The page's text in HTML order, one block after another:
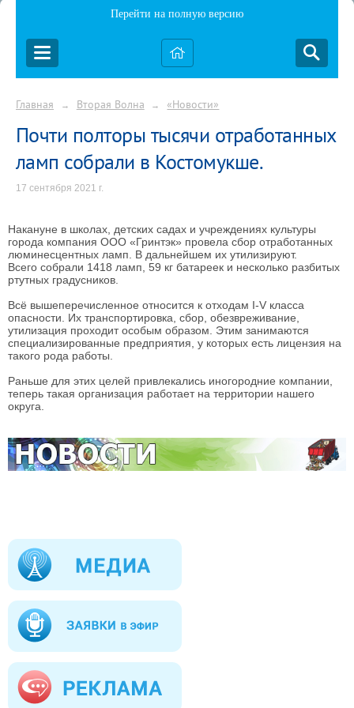
Перейти на полную версию
Главная → Вторая Волна → «Новости»
Почти полторы тысячи отработанных
ламп собрали в Костомукше.
17 сентября 2021 г.
Накануне в школах, детских садах и учреждениях культуры
города компания ООО «Гринтэк» провела сбор отработанных
люминесцентных ламп. В дальнейшем их утилизируют.
Всего собрали 1418 ламп, 59 кг батареек и несколько разбитых
ртутных градусников.
Всё вышеперечисленное относится к отходам I-V класса
опасности. Их транспортировка, сбор, обезвреживание,
утилизация проходит особым образом. Этим занимаются
специализированные предприятия, у которых есть лицензия на
такого рода работы.
Раньше для этих целей привлекались иногородние компании,
теперь такая организация работает на территории нашего
округа.